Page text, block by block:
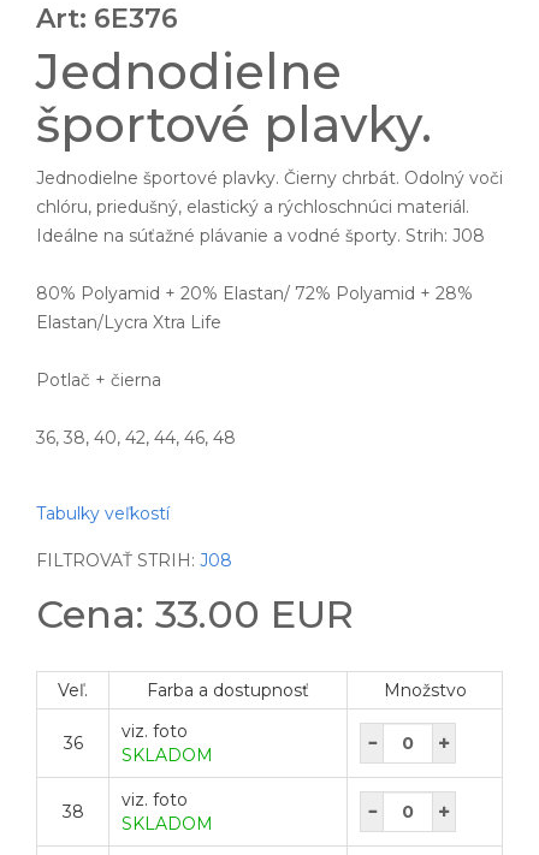
Art: 6E376
Jednodielne
športové plavky.
Jednodielne športové plavky. Čierny chrbát. Odolný voči
chlóru, priedušný, elastický a rýchloschnúci materiál.
Ideálne na súťažné plávanie a vodné športy. Strih: J08
80% Polyamid + 20% Elastan/ 72% Polyamid + 28%
Elastan/Lycra Xtra Life
Potlač + čierna
36, 38, 40, 42, 44, 46, 48
Tabulky veľkostí
FILTROVAŤ STRIH: J08
Cena: 33.00 EUR
Veľ. Farba a dostupnosť Množstvo
36
viz. foto
SKLADOM
38
viz. foto
SKLADOM